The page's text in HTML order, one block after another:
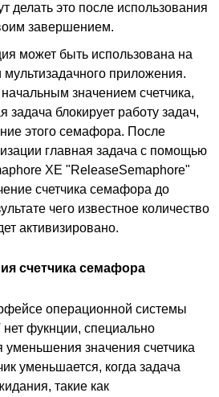
делать это после использования
завершением.
может быть использована на
приложения.
значением счетчика,
блокирует работу задач,
этого семафора. После
главная задача с помощью
XE "ReleaseSemaphore"
счетчика семафора до
чего известное количество
активизировано.
счетчика семафора
операционной системы
фукнции, специально
уменьшения значения счетчика
уменьшается, когда задача
такие как